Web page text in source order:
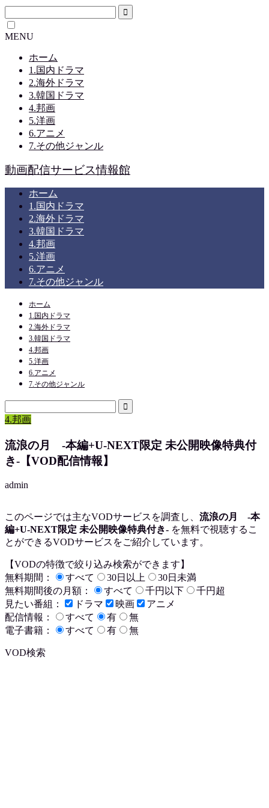
MENU
ホーム
1.国内ドラマ
2.海外ドラマ
3.韓国ドラマ
4.邦画
5.洋画
6.アニメ
7.その他ジャンル
動画配信サービス情報館
ホーム
1.国内ドラマ
2.海外ドラマ
3.韓国ドラマ
4.邦画
5.洋画
6.アニメ
7.その他ジャンル
ホーム
1.国内ドラマ
2.海外ドラマ
3.韓国ドラマ
4.邦画
5.洋画
6.アニメ
7.その他ジャンル
4.邦画
流浪の月 -本編+U-NEXT限定 未公開映像特典付
き-【VOD配信情報】
admin
このページでは主なVODサービスを調査し、 流浪の月 -本
編+U-NEXT限定 未公開映像特典付き- を無料で視聴するこ
とができるVODサービスをご紹介しています。
【VODの特徴で絞り込み検索ができます】
無料期間：
すべて 30日以上
30日未満
無料期間後の月額：
すべて 千円以下
千円超
見たい番組：
ドラマ 映画
アニメ
配信情報：
すべて 有
無
電子書籍：
すべて 有 無
VOD検索